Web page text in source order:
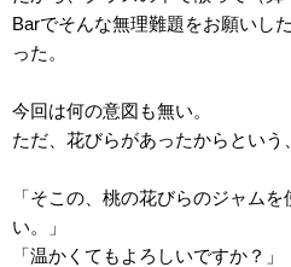
Barでそんな無理難題をお願いし
った。
今回は何の意図も無い。
ただ、花びらがあったからという
「そこの、桃の花びらのジャム
い。」
「温かくてもよろしいですか？」